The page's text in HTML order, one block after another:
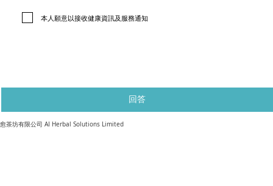
回答
本人願意以接收健康資訊及服務通知
​愈茶坊有限公司 AI Herbal Solutions Limited